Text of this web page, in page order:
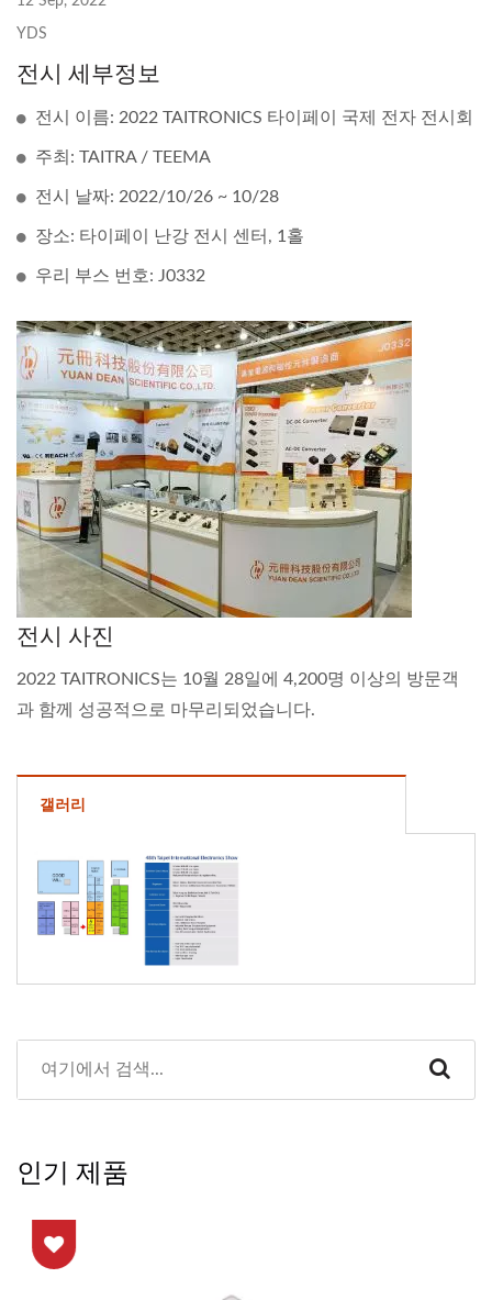
YDS
전시 세부정보
전시 이름: 2022 TAITRONICS 타이페이 국제 전자 전시회
주최: TAITRA / TEEMA
전시 날짜: 2022/10/26 ~ 10/28
장소: 타이페이 난강 전시 센터, 1홀
우리 부스 번호: J0332
전시 사진
2022 TAITRONICS는 10월 28일에 4,200명 이상의 방문객
과 함께 성공적으로 마무리되었습니다.
갤러리
인기 제품